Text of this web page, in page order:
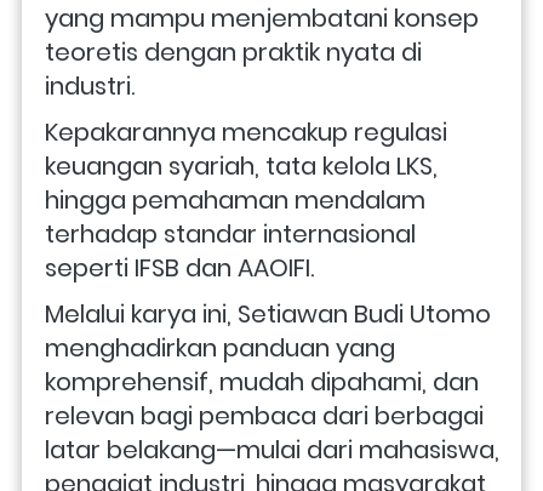
yang mampu menjembatani konsep
teoretis dengan praktik nyata di
industri.
Kepakarannya mencakup regulasi
keuangan syariah, tata kelola LKS,
hingga pemahaman mendalam
terhadap standar internasional
seperti IFSB dan AAOIFI.
Melalui karya ini, Setiawan Budi Utomo
menghadirkan panduan yang
komprehensif, mudah dipahami, dan
relevan bagi pembaca dari berbagai
latar belakang—mulai dari mahasiswa,
penggiat industri, hingga masyarakat